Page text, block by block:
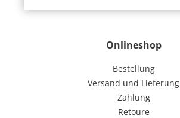
Onlineshop
Bestellung
Versand und Lieferung
Zahlung
Retoure